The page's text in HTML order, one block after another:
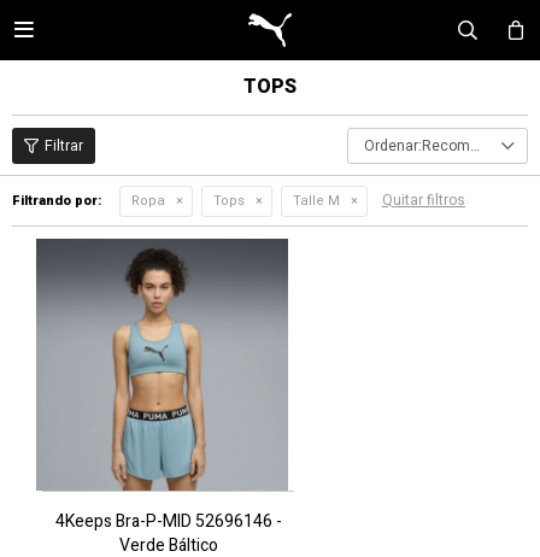

TOPS
Recomendados
Filtrando por: Ropa Tops Talle M Quitar filtros
4Keeps Bra-P-MID 52696146 -
Verde Báltico